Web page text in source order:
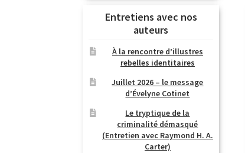
Entretiens avec nos
auteurs
À la rencontre d’illustres
rebelles identitaires
Juillet 2026 – le message
d’Évelyne Cotinet
Le tryptique de la
criminalité démasqué
(Entretien avec Raymond H. A.
Carter)